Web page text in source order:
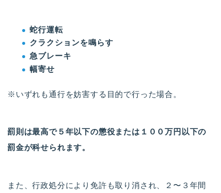
蛇行運転
クラクションを鳴らす
急ブレーキ
幅寄せ
※いずれも通行を妨害する目的で行った場合。
罰則は最高で５年以下の懲役または１００万円以下の
罰金が科せられます。
また、行政処分により免許も取り消され、２〜３年間